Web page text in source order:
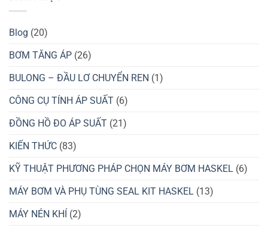
Không
Nát
Dưới
Sâu?
Blog (20)
BƠM TĂNG ÁP (26)
BULONG – ĐẦU LƠ CHUYỂN REN (1)
CÔNG CỤ TÍNH ÁP SUẤT (6)
ĐỒNG HỒ ĐO ÁP SUẤT (21)
KIẾN THỨC (83)
KỸ THUẬT PHƯƠNG PHÁP CHỌN MÁY BƠM HASKEL (6)
MÁY BƠM VÀ PHỤ TÙNG SEAL KIT HASKEL (13)
MÁY NÉN KHÍ (2)